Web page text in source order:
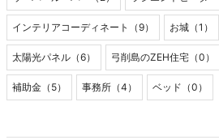
インテリアコーディネート（9） お城（1）
太陽光パネル（6） 弓削島のZEH住宅（0）
補助金（5） 事務所（4） ベッド（0）